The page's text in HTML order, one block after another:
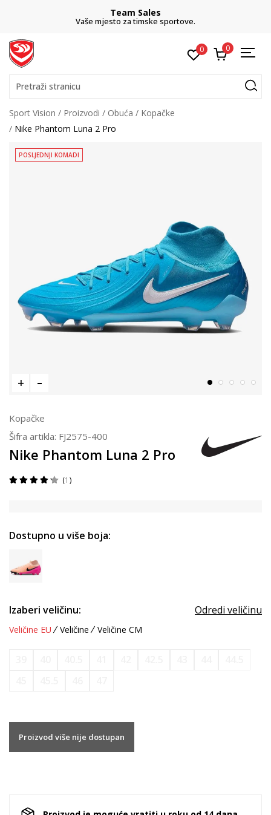
Team Sales
Vaše mjesto za timske sportove.
0 0
Pretraži stranicu
Sport Vision Proizvodi Obuća
Kopačke
Nike Phantom Luna 2 Pro
POSLJEDNJI KOMADI
Kopačke
Šifra artikla: FJ2575-400
Nike Phantom Luna 2 Pro
1
Dostupno u više boja:
Izaberi veličinu: Odredi veličinu
Veličine EU Veličine Veličine CM
Proizvod više nije dostupan